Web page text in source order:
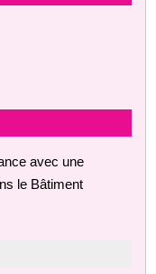
avec une
le Bâtiment